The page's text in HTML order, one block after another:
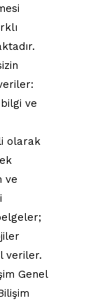
ve
olarak
ve
veriler.
Genel